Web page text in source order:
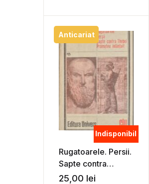
Anticariat
Indisponibil
Rugatoarele. Persii.
Sapte contra
Thebei. Prometeu
25,00 lei